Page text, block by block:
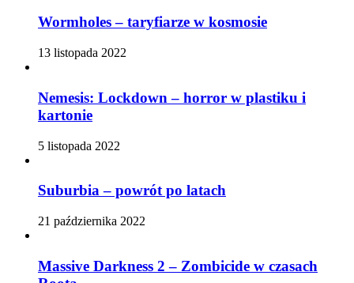
Wormholes – taryfiarze w kosmosie
13 listopada 2022
Nemesis: Lockdown – horror w plastiku i
kartonie
5 listopada 2022
Suburbia – powrót po latach
21 października 2022
Massive Darkness 2 – Zombicide w czasach